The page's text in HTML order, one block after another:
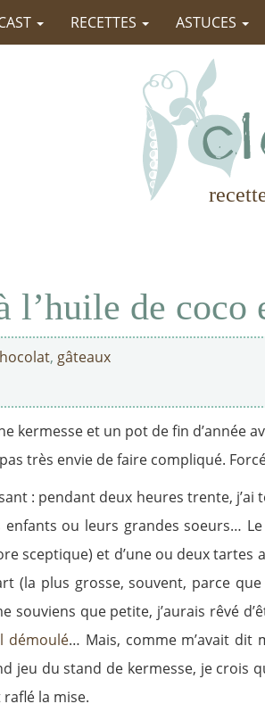
RECETTES ASTUCES
l’huile de coco
, gâteaux
kermesse et un pot de fin d’année
très envie de faire compliqué.
: pendant deux heures trente,
enfants ou leurs grandes soeurs…
sceptique) et d’une ou deux
(la plus grosse, souvent, parce que
souviens que petite, j’aurais rêvé
démoulé… Mais, comme m’avait dit
jeu du stand de kermesse, je crois
la mise.